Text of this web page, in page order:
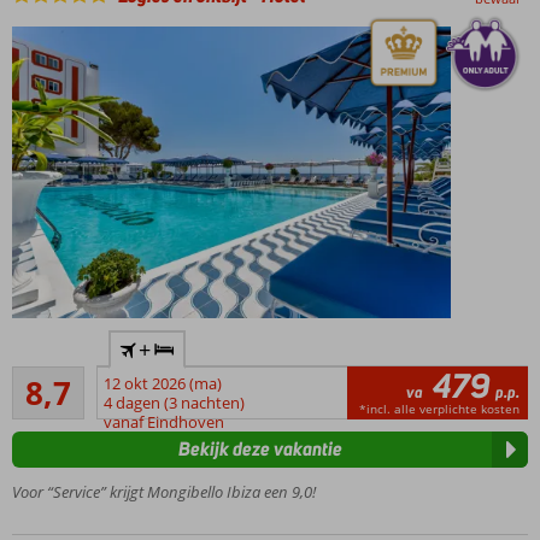
minimale
leeftijd
11 jaar
Italiaanse
Aan
8,7
Aanrader
3
beoordelingen
+
12 okt 2026 (ma)
4 dagen (3 nachten)
vanaf Eindhoven
va 479 p.p.
*incl. alle verplichte kosten
Voor “Service” krijgt Mongibello Ibiza een 9,0!
Bekijk deze vakantie